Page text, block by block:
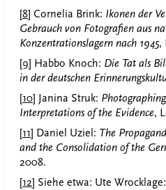
[8] Cornelia Brink: Ikonen der
Gebrauch von Fotografien aus
Konzentrationslagern nach 1945,
[9] Habbo Knoch: Die Tat als
in der deutschen
[10]
Janina Struk:
Interpretations of the Evidence,
[11] Daniel Uziel: The
and the Consolidation of the
2008.
[12] Siehe etwa: Ute